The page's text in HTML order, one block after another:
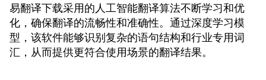
易翻译下载采用的人工智能翻译算法不断学习和优
化，确保翻译的流畅性和准确性。通过深度学习模
型，该软件能够识别复杂的语句结构和行业专用词
汇，从而提供更符合使用场景的翻译结果。